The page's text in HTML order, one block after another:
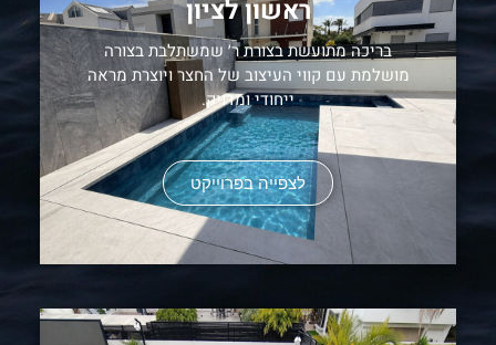
ראשון לציון
בריכה מתועשת בצורת ר׳ שמשתלבת בצורה
מושלמת עם קווי העיצוב של החצר ויוצרת מראה
ייחודי ומדויק.
לצפייה בפרוייקט